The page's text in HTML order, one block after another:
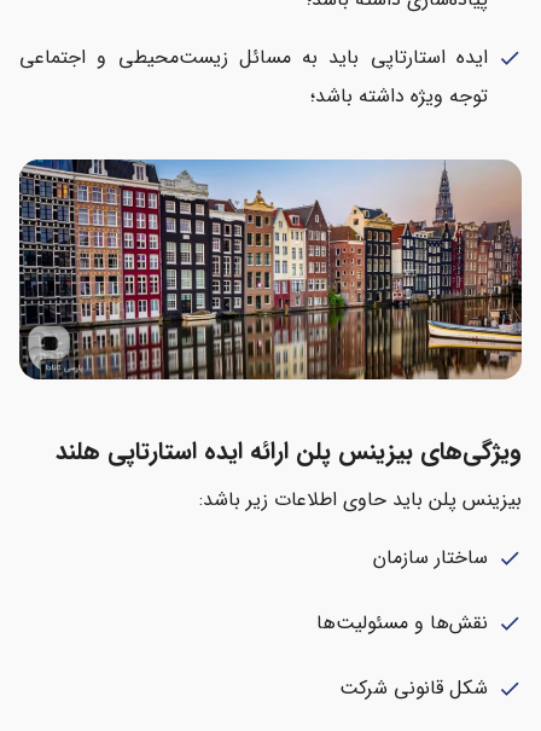
check ایده استارتاپی باید به مسائل زیست‌محیطی و اجتماعی
توجه ویژه داشته باشد؛
ویژگی‌های بیزینس پلن ارائه ایده استارتاپی هلند
بیزینس پلن باید حاوی اطلاعات زیر باشد:
check ساختار سازمان
check نقش‌ها و مسئولیت‌ها
check شکل قانونی شرکت